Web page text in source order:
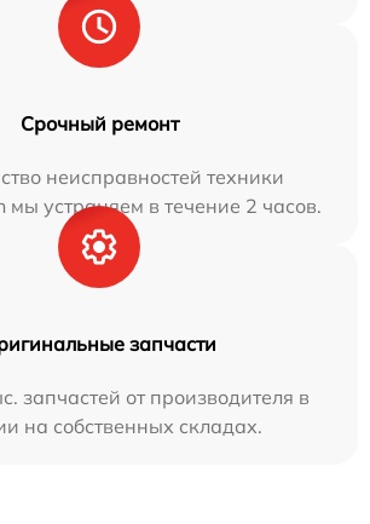
Срочный ремонт
неисправностей техники
мы устраняем в течение 2 часов.
запчасти
запчастей от производителя в
на собственных складах.